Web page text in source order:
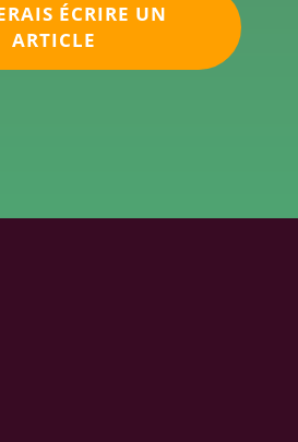
ÉCRIRE UN
ARTICLE